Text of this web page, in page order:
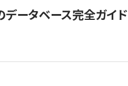
ータベース完全ガイド